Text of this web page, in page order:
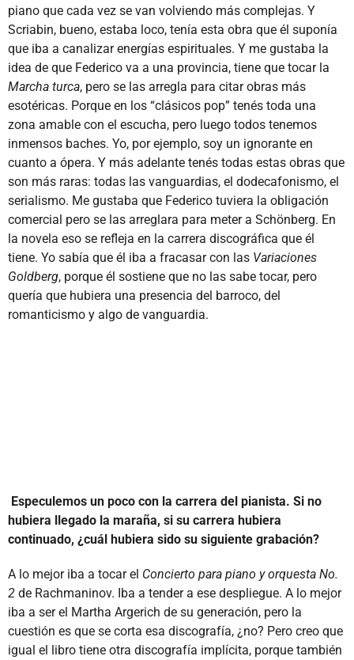
piano que cada vez se van volviendo más complejas. Y
Scriabin, bueno, estaba loco, tenía esta obra que él suponía
que iba a canalizar energías espirituales. Y me gustaba la
idea de que Federico va a una provincia, tiene que tocar la
Marcha turca, pero se las arregla para citar obras más
esotéricas. Porque en los “clásicos pop” tenés toda una
zona amable con el escucha, pero luego todos tenemos
inmensos baches. Yo, por ejemplo, soy un ignorante en
cuanto a ópera. Y más adelante tenés todas estas obras que
son más raras: todas las vanguardias, el dodecafonismo, el
serialismo. Me gustaba que Federico tuviera la obligación
comercial pero se las arreglara para meter a Schönberg. En
la novela eso se refleja en la carrera discográfica que él
tiene. Yo sabía que él iba a fracasar con las Variaciones
Goldberg, porque él sostiene que no las sabe tocar, pero
quería que hubiera una presencia del barroco, del
romanticismo y algo de vanguardia.
Especulemos un poco con la carrera del pianista. Si no
hubiera llegado la maraña, si su carrera hubiera
continuado, ¿cuál hubiera sido su siguiente grabación?
A lo mejor iba a tocar el Concierto para piano y orquesta No.
2 de Rachmaninov. Iba a tender a ese despliegue. A lo mejor
iba a ser el Martha Argerich de su generación, pero la
cuestión es que se corta esa discografía, ¿no? Pero creo que
igual el libro tiene otra discografía implícita, porque también